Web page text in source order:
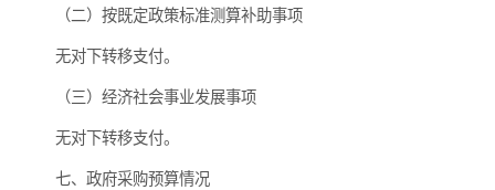
（二）按既定政策标准测算补助事项
无对下转移支付。
（三）经济社会事业发展事项
无对下转移支付。
七、政府采购预算情况